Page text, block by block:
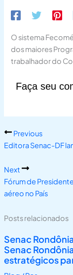
O sistema
dos maiores
trabalhador do
Faça seu
Previous
Editora Senac-DF
Next
Fórum de
aéreo no País
Posts relacionados
Senac
Senac
estratégicos